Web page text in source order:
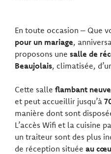
En toute occasion – Que
pour un mariage,
proposons une salle de
Beaujolais, climatisée,
Cette salle flambant neuve
et peut accueillir jusqu’à
manière dont sont
L’accès Wifi et la cuisine
un traiteur sont des plus
de réception située au